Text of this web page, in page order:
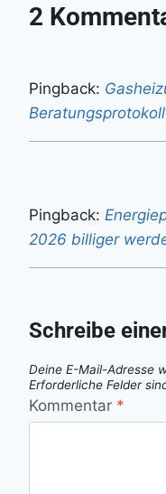
2
Pingback:
Pingback:
2026 billiger
Schreibe
Deine E-Mail-Adresse
Erforderliche Felder
Kommentar *